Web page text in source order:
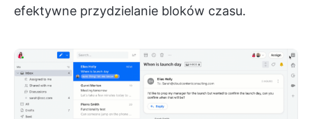
efektywne przydzielanie bloków czasu.